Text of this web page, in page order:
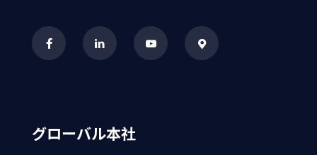
グローバル本社